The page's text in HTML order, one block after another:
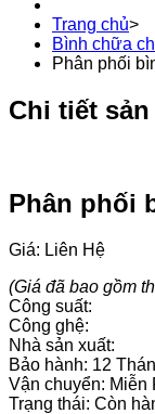
Trang chủ>
Bình chữa
Phân phối
Chi tiết
Phân phối
Giá: Liên Hệ
(Giá đã bao gồm
Công suất:
Công ghệ:
Nhà sản xuất:
Bảo hành: 12
Vận chuyển: Miễn
Trạng thái: Còn